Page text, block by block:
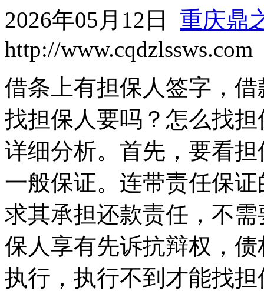
2026年05月12日 重庆鼎
http://www.cqdzlssws.com
借条上有担保人签字，
找担保人要吗？怎么找
详细分析。首先，要看
一般保证。连带责任保
求其承担还款责任，不
保人享有先诉抗辩权，
执行，执行不到才能找